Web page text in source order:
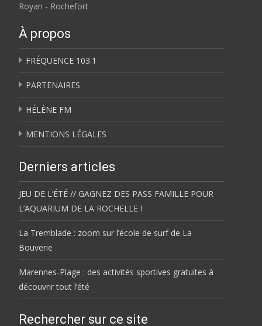
Royan - Rochefort
À propos
FRÉQUENCE 103.1
PARTENAIRES
HÉLÈNE FM
MENTIONS LÉGALES
Derniers articles
JEU DE L’ÉTÉ // GAGNEZ DES PASS FAMILLE POUR
L’AQUARIUM DE LA ROCHELLE !
La Tremblade : zoom sur l’école de surf de La
Bouverie
Marennes-Plage : des activités sportives gratuites à
découvrir tout l’été
Rechercher sur ce site